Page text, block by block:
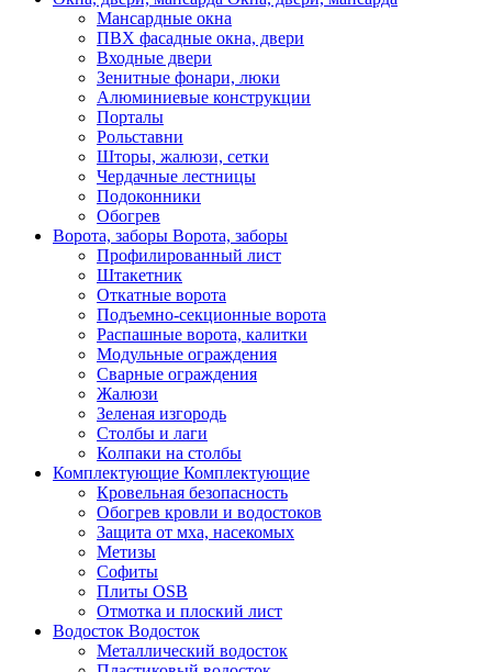
Мансардные окна
ПВХ фасадные окна, двери
Входные двери
Зенитные фонари, люки
Алюминиевые конструкции
Порталы
Рольставни
Шторы, жалюзи, сетки
Чердачные лестницы
Подоконники
Обогрев
Ворота, заборы Ворота, заборы
Профилированный лист
Штакетник
Откатные ворота
Подъемно-секционные ворота
Распашные ворота, калитки
Модульные ограждения
Сварные ограждения
Жалюзи
Зеленая изгородь
Столбы и лаги
Колпаки на столбы
Комплектующие Комплектующие
Кровельная безопасность
Обогрев кровли и водостоков
Защита от мха, насекомых
Метизы
Софиты
Плиты OSB
Отмотка и плоский лист
Водосток Водосток
Металлический водосток